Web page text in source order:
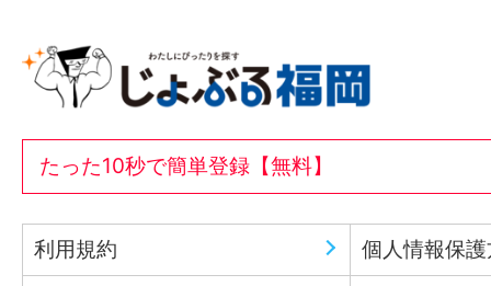
たった10秒で簡単登録【無料】
利用規約 個人情報保